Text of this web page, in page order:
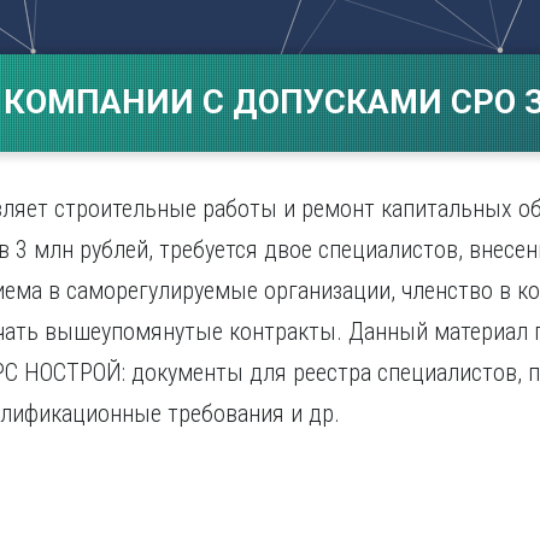
Махачкала
Мурманск
Н
Набережные Челны
Нижний Тагил
Новокузнецк
Новосибирск
Сочи
КОМПАНИИ С ДОПУСКАМИ СРО
строительные работы и ремонт капитальных
млн рублей, требуется двое специалистов,
в саморегулируемые организации, членство в
вышеупомянутые контракты. Данный материал
НОСТРОЙ: документы для реестра специалистов,
требования и др.